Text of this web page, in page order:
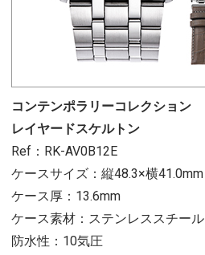
コンテンポラリーコレクション
レイヤードスケルトン
Ref：RK-AV0B12E
ケースサイズ：縦48.3×横41.0mm
ケース厚：13.6mm
ケース素材：ステンレススチール
防水性：10気圧